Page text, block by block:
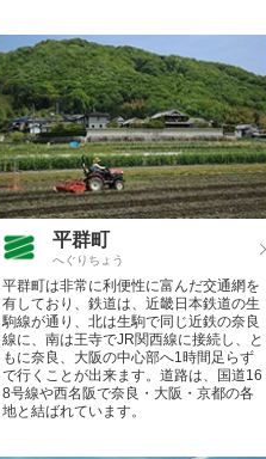
平群町
へぐりちょう
平群町は非常に利便性に富んだ交通網を
有しており、鉄道は、近畿日本鉄道の生
駒線が通り、北は生駒で同じ近鉄の奈良
線に、南は王寺でJR関西線に接続し、と
もに奈良、大阪の中心部へ1時間足らず
で行くことが出来ます。道路は、国道16
8号線や西名阪で奈良・大阪・京都の各
地と結ばれています。